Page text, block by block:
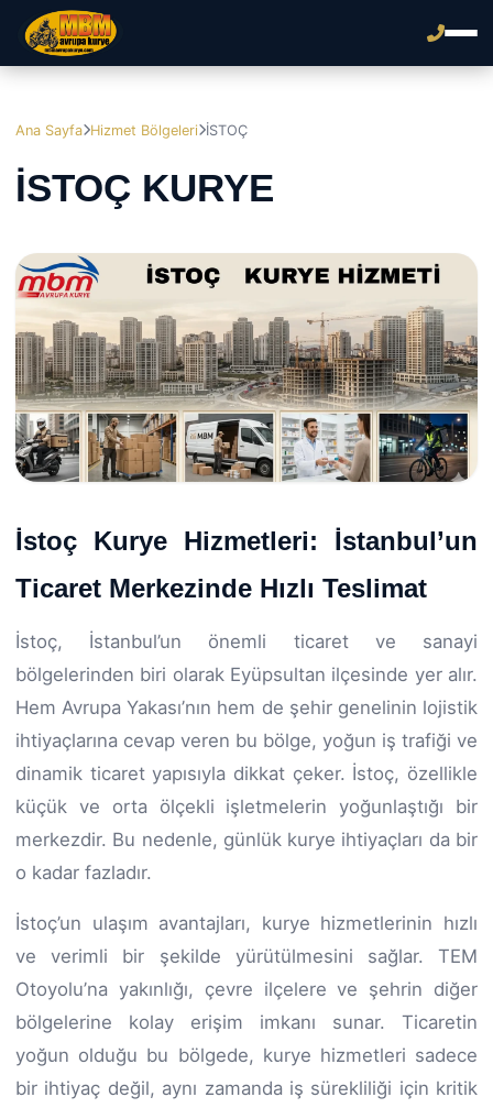
Ana Sayfa Hizmet Bölgeleri İSTOÇ
İSTOÇ KURYE
İstoç Kurye Hizmetleri: İstanbul’un
Ticaret Merkezinde Hızlı Teslimat
İstoç, İstanbul’un önemli ticaret ve sanayi
bölgelerinden biri olarak Eyüpsultan ilçesinde yer alır.
Hem Avrupa Yakası’nın hem de şehir genelinin lojistik
ihtiyaçlarına cevap veren bu bölge, yoğun iş trafiği ve
dinamik ticaret yapısıyla dikkat çeker. İstoç, özellikle
küçük ve orta ölçekli işletmelerin yoğunlaştığı bir
merkezdir. Bu nedenle, günlük kurye ihtiyaçları da bir
o kadar fazladır.
İstoç’un ulaşım avantajları, kurye hizmetlerinin hızlı
ve verimli bir şekilde yürütülmesini sağlar. TEM
Otoyolu’na yakınlığı, çevre ilçelere ve şehrin diğer
bölgelerine kolay erişim imkanı sunar. Ticaretin
yoğun olduğu bu bölgede, kurye hizmetleri sadece
bir ihtiyaç değil, aynı zamanda iş sürekliliği için kritik